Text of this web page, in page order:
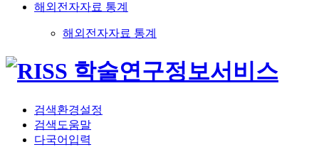
해외전자자료 통계
해외전자자료 통계
검색환경설정
검색도움말
다국어입력